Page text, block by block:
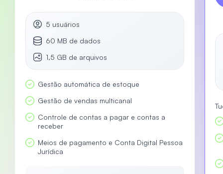
5 usuários
60 MB de dados
1,5 GB de arquivos
Gestão automática de estoque
Gestão de vendas multicanal
Controle de contas a pagar e contas a
receber
Meios de pagamento e Conta Digital Pessoa
Jurídica